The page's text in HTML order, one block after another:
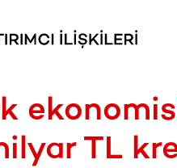
TL